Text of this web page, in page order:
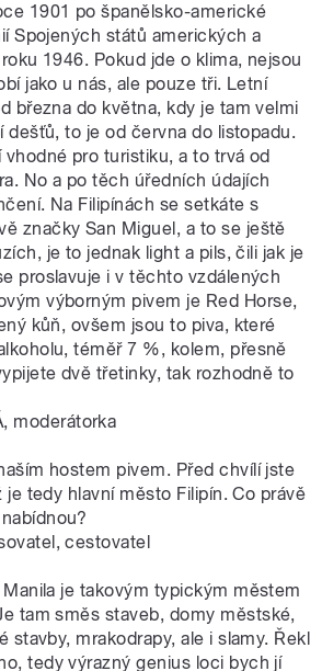
1901 po španělsko-americké
Spojených států amerických a
1946. Pokud jde o klima, nejsou
jako u nás, ale pouze tři. Letní
března do května, kdy je tam velmi
dešťů, to je od června do listopadu.
pro turistiku, a to trvá od
No a po těch úředních údajích
Na Filipínách se setkáte s
značky San Miguel, a to se ještě
je to jednak light a pils, čili jak je
proslavuje i v těchto vzdálených
výborným pivem je Red Horse,
kůň, ovšem jsou to piva, které
téměř 7 %, kolem, přesně
dvě třetinky, tak rozhodně to
moderátorka
hostem pivem. Před chvílí jste
je tedy hlavní město Filipín. Co právě
cestovatel
je takovým typickým městem
tam směs staveb, domy městské,
stavby, mrakodrapy, ale i slamy. Řekl
tedy výrazný genius loci bych jí